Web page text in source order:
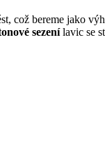
což bereme jako
sezenílavic se